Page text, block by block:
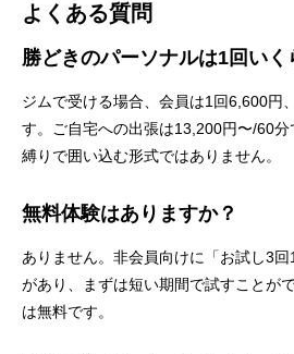
よくある質問
勝どきのパーソナルは1回いく
ジムで受ける場合、会員は1回6,600円
す。ご自宅への出張は13,200円〜/60
縛りで囲い込む形式ではありません。
無料体験はありますか？
ありません。非会員向けに「お試し3
があり、まずは短い期間で試すことが
は無料です。